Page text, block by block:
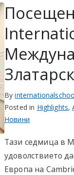
By
Posted in Highlights,
Новини
Тази седмица в
удоволствието
Европа на